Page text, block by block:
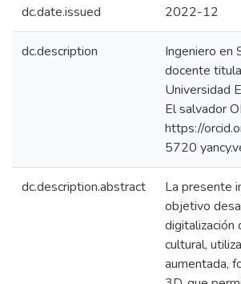
dc.date.issued 2022-12
dc.description
Ingeniero en
docente
Universidad
El salvador
https://
5720
dc.description.abstract
La presente
objetivo
cultural,
aumentada,